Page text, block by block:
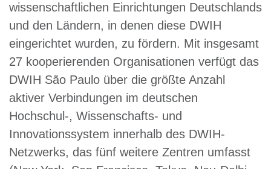
wissenschaftlichen Einrichtungen Deutschlands
und den Ländern, in denen diese DWIH
eingerichtet wurden, zu fördern. Mit insgesamt
27 kooperierenden Organisationen verfügt das
DWIH São Paulo über die größte Anzahl
aktiver Verbindungen im deutschen
Hochschul-, Wissenschafts- und
Innovationssystem innerhalb des DWIH-
Netzwerks, das fünf weitere Zentren umfasst